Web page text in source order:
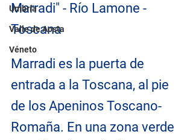
Umbría
Valle de Aosta
Véneto
Marradi" - Río Lamone -
Toscana
Marradi es la puerta de
entrada a la Toscana, al pie
de los Apeninos Toscano-
Romaña. En una zona verde